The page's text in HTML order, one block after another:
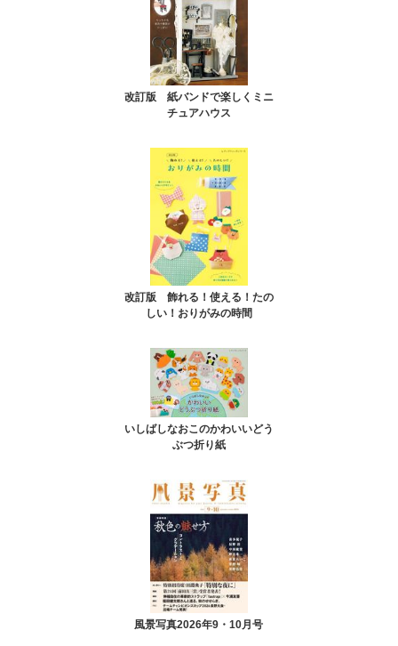
改訂版 紙バンドで楽しくミニ
チュアハウス
改訂版 飾れる！使える！たの
しい！おりがみの時間
いしばしなおこのかわいいどう
ぶつ折り紙
風景写真2026年9・10月号